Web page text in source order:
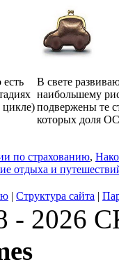
цикле)
В свете
наибольшему
подвержены те
которых доля
по страхованию,
отдыха и
| Структура сайта |
- 2026